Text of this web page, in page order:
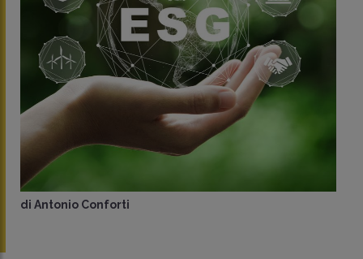
di Antonio Conforti